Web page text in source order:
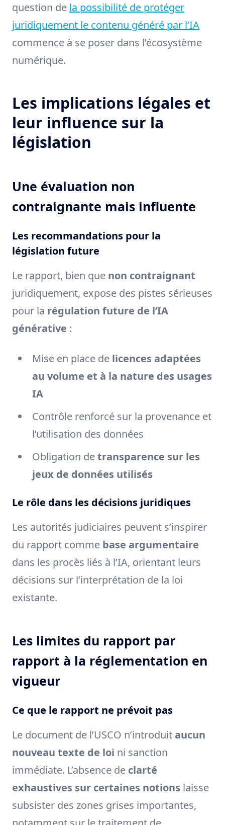
question de la possibilité de protéger
juridiquement le contenu généré par l’IA
commence à se poser dans l’écosystème
numérique.
Les implications légales et
leur influence sur la
législation
Une évaluation non
contraignante mais influente
Les recommandations pour la
législation future
Le rapport, bien que non contraignant
juridiquement, expose des pistes sérieuses
pour la régulation future de l’IA
générative :
Mise en place de licences adaptées
au volume et à la nature des usages
IA
Contrôle renforcé sur la provenance et
l’utilisation des données
Obligation detransparence sur les
jeux de données utilisés
Le rôle dans les décisions juridiques
Les autorités judiciaires peuvent s’inspirer
du rapport comme base argumentaire
dans les procès liés à l’IA, orientant leurs
décisions sur l’interprétation de la loi
existante.
Les limites du rapport par
rapport à la réglementation en
vigueur
Ce que le rapport ne prévoit pas
Le document de l’USCO n’introduit aucun
nouveau texte de loi ni sanction
immédiate. L’absence de clarté
exhaustives sur certaines notions laisse
subsister des zones grises importantes,